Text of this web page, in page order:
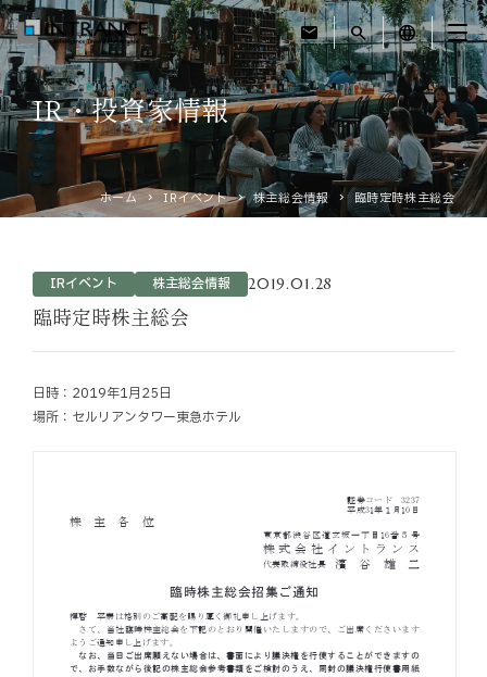
mail search language
トップ
企業情報
運営ホテル
採用情報
IR・投資家情報
ホーム IRイベント 株主総会情報 臨時定時株主総会
IRイベント 株主総会情報 2019.01.28
臨時定時株主総会
日時：2019年1月25日
場所：セルリアンタワー東急ホテル